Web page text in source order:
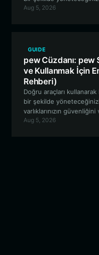
zincirli meme token
Aug 5, 2026
GUIDE
pew Cüzdanı:
ve Kullanmak İçin
Rehberi)
Doğru araçları kullanarak
bir şekilde
varlıklarınızın
Solana'daki PEW
Aug 5, 2026